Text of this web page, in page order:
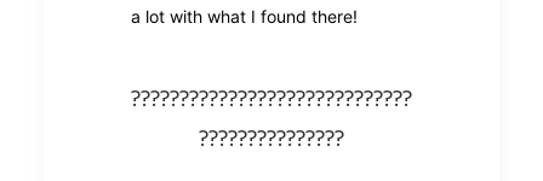
a lot with what I found there!
?????????????????????????????
???????????????